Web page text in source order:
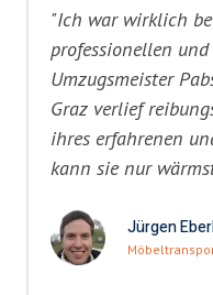
"Ich war wirklich
professionellen
Umzugsmeister
Graz verlief
ihres erfahrenen
kann sie nur
Jürgen